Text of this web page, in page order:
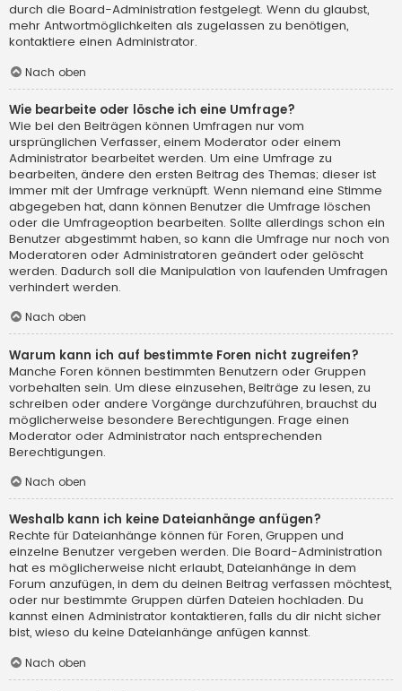
durch die Board-Administration festgelegt. Wenn du glaubst,
mehr Antwortmöglichkeiten als zugelassen zu benötigen,
kontaktiere einen Administrator.
Nach oben
Wie bearbeite oder lösche ich eine Umfrage?
Wie bei den Beiträgen können Umfragen nur vom
ursprünglichen Verfasser, einem Moderator oder einem
Administrator bearbeitet werden. Um eine Umfrage zu
bearbeiten, ändere den ersten Beitrag des Themas; dieser ist
immer mit der Umfrage verknüpft. Wenn niemand eine Stimme
abgegeben hat, dann können Benutzer die Umfrage löschen
oder die Umfrageoption bearbeiten. Sollte allerdings schon ein
Benutzer abgestimmt haben, so kann die Umfrage nur noch von
Moderatoren oder Administratoren geändert oder gelöscht
werden. Dadurch soll die Manipulation von laufenden Umfragen
verhindert werden.
Nach oben
Warum kann ich auf bestimmte Foren nicht zugreifen?
Manche Foren können bestimmten Benutzern oder Gruppen
vorbehalten sein. Um diese einzusehen, Beiträge zu lesen, zu
schreiben oder andere Vorgänge durchzuführen, brauchst du
möglicherweise besondere Berechtigungen. Frage einen
Moderator oder Administrator nach entsprechenden
Berechtigungen.
Nach oben
Weshalb kann ich keine Dateianhänge anfügen?
Rechte für Dateianhänge können für Foren, Gruppen und
einzelne Benutzer vergeben werden. Die Board-Administration
hat es möglicherweise nicht erlaubt, Dateianhänge in dem
Forum anzufügen, in dem du deinen Beitrag verfassen möchtest,
oder nur bestimmte Gruppen dürfen Dateien hochladen. Du
kannst einen Administrator kontaktieren, falls du dir nicht sicher
bist, wieso du keine Dateianhänge anfügen kannst.
Nach oben